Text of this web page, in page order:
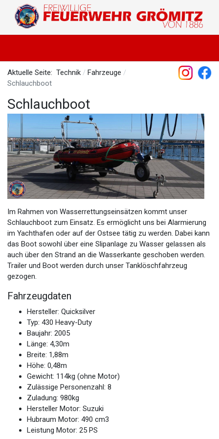
Aktuelle Seite: Technik
Fahrzeuge
Schlauchboot
Schlauchboot
Im Rahmen von Wasserrettungseinsätzen kommt unser
Schlauchboot zum Einsatz. Es ermöglicht uns bei Alarmierung
im Yachthafen oder auf der Ostsee tätig zu werden. Dabei kann
das Boot sowohl über eine Slipanlage zu Wasser gelassen als
auch über den Strand an die Wasserkante geschoben werden.
Trailer und Boot werden durch unser Tanklöschfahrzeug
gezogen.
Fahrzeugdaten
Hersteller: Quicksilver
Typ: 430 Heavy-Duty
Baujahr: 2005
Länge: 4,30m
Breite: 1,88m
Höhe: 0,48m
Gewicht: 114kg (ohne Motor)
Zulässige Personenzahl: 8
Zuladung: 980kg
Hersteller Motor: Suzuki
Hubraum Motor: 490 cm3
Leistung Motor: 25 PS